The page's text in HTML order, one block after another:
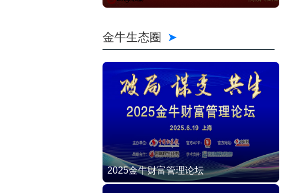
金牛生态圈
2025金牛财富管理论坛